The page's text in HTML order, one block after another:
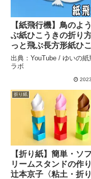
【紙飛行機】鳥のよ
ぶ紙ひこうきの折り
っと飛ぶ長方形紙ひ
の作り方 遊べる
子供でも簡単に作れる
ゆいの紙飛行機ラボ
出典：YouTube / ゆいの紙
ラボ
折り紙
【折り紙】簡単・ソ
リームスタンドの作
辻本京子〈粘土・折